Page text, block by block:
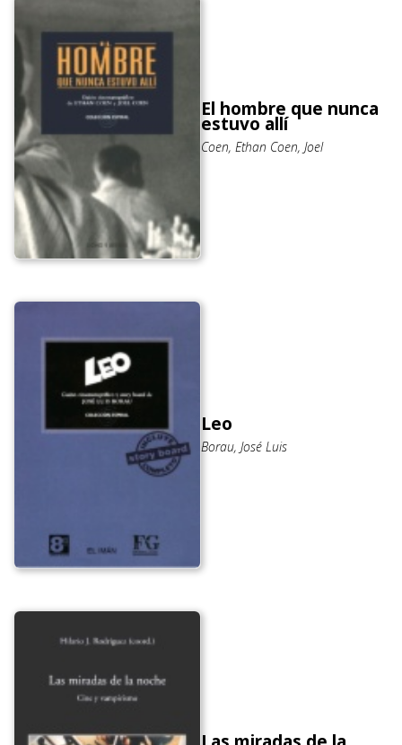
El hombre que nunca
estuvo allí
Coen, Ethan Coen, Joel
Leo
Borau, José Luis